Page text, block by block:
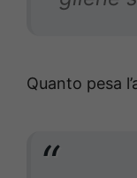
Quanto pesa